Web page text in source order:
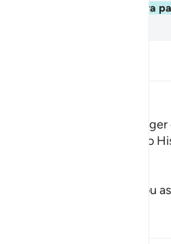
Allah the Exalted says to
(Verily, We have sent you
akan memberi kepadanya